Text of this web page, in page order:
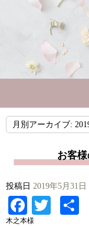
月別アーカイブ:
お客
投稿日 2019年5月31日
Facebook
木之本様